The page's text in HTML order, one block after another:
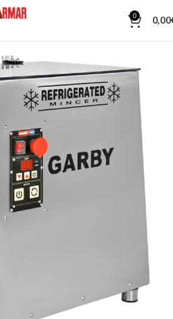
0 0,00